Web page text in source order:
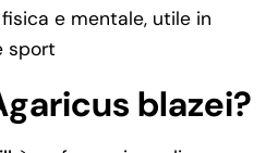
e mentale, utile in
sport
blazei?